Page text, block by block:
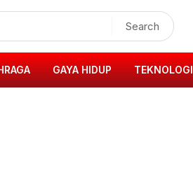
Search
GAYA HIDUP TEKNOLOGI